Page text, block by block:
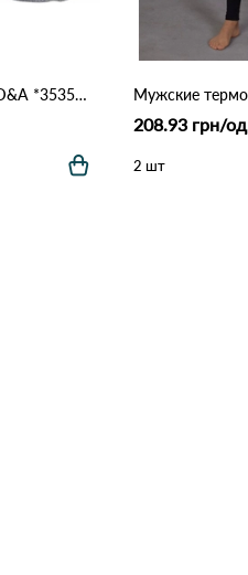
Мужские подштанники D&A *3535* Темно сірий
208.93 грн/од
2 шт